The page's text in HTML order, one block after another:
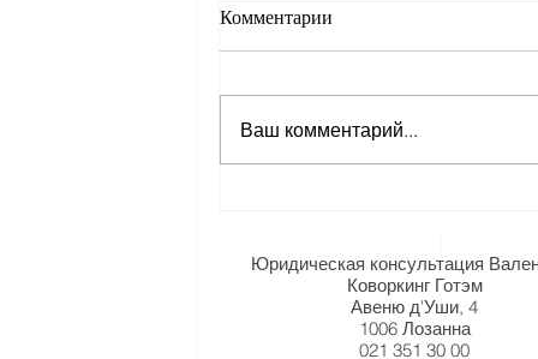
нетрудоспособности,
ограниченной рабочим
отношений позволяет сторонам
расторгать контракт, соблюдая
Комментарии
Ваш комментарий...
Юридическая консультация
Коворкинг Готэм
Авеню д'Уши, 4
1006 Лозанна
021 351 30 00